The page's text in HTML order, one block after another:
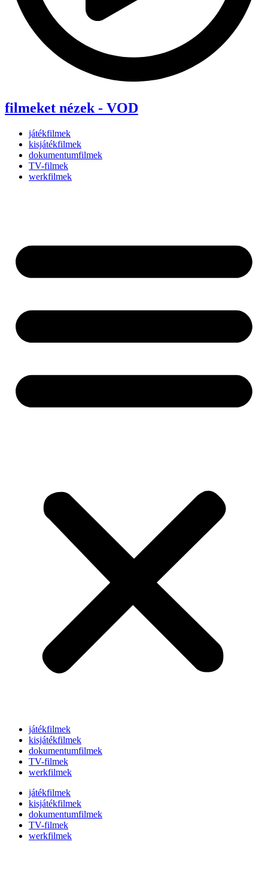
filmeket nézek - VOD
játékfilmek
kisjátékfilmek
dokumentumfilmek
TV-filmek
werkfilmek
játékfilmek
kisjátékfilmek
dokumentumfilmek
TV-filmek
werkfilmek
játékfilmek
kisjátékfilmek
dokumentumfilmek
TV-filmek
werkfilmek